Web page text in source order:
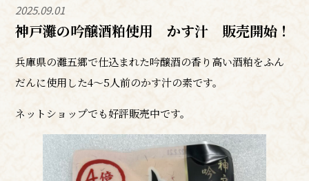
2025.09.01
神戸灘の吟醸酒粕使用 かす汁 販売開始！
兵庫県の灘五郷で仕込まれた吟醸酒の香り高い酒粕をふん
だんに使用した4～5人前のかす汁の素です。
ネットショップでも好評販売中です。